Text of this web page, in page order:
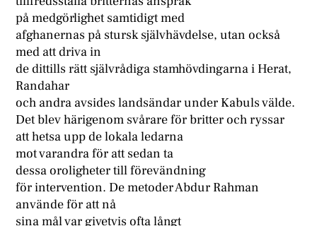
på medgörlighet samtidigt med
afghanernas på stursk självhävdelse, utan också
med att driva in
de dittills rätt självrådiga stamhövdingarna i Herat,
Randahar
och andra avsides landsändar under Kabuls välde.
Det blev härigenom svårare för britter och ryssar
att hetsa upp de lokala ledarna
mot varandra för att sedan ta
dessa oroligheter till förevändning
för intervention. De metoder Abdur Rahman
använde för att nå
sina mål var givetvis ofta långt